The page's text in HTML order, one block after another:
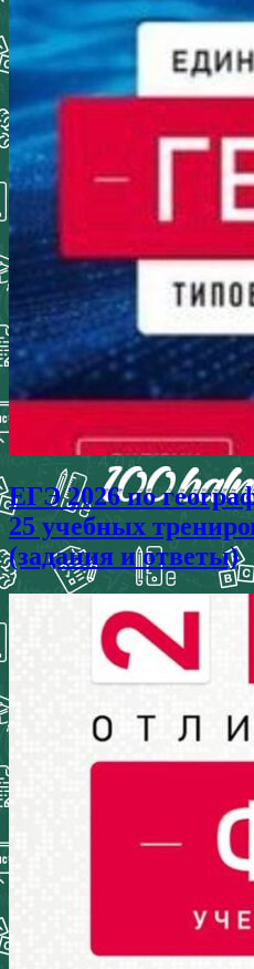
ЕГЭ 2026 по
25 учебных
(задания и ответы)